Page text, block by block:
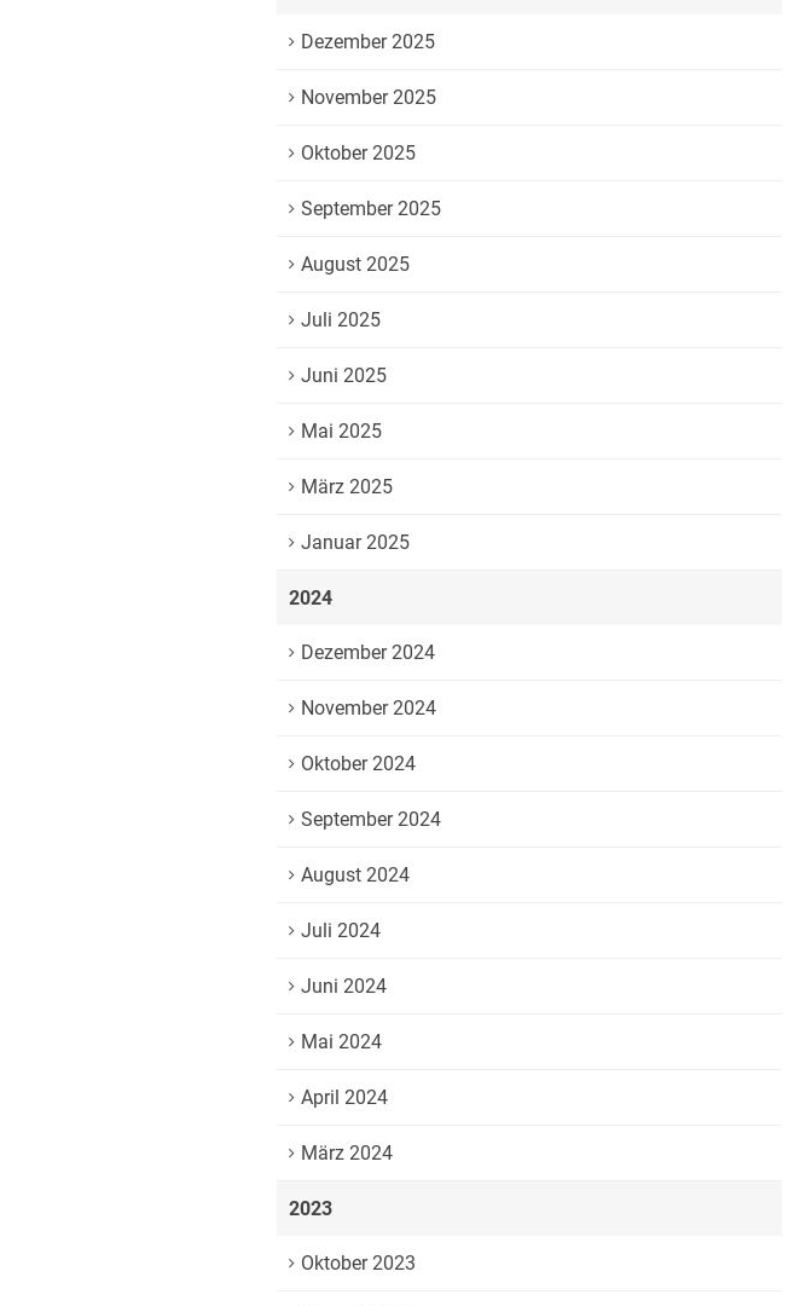
Dezember 2025
November 2025
Oktober 2025
September 2025
August 2025
Juli 2025
Juni 2025
Mai 2025
März 2025
Januar 2025
2024
Dezember 2024
November 2024
Oktober 2024
September 2024
August 2024
Juli 2024
Juni 2024
Mai 2024
April 2024
März 2024
2023
Oktober 2023